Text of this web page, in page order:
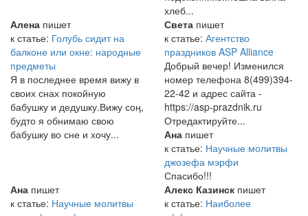
хлеб...
Алена пишет
к статье: Голубь сидит на
балконе или окне: народные
предметы
Я в последнее время вижу в
своих снах покойную
бабушку и дедушку.Вижу соң,
будто я обнимаю свою
бабушку во сне и хочу...
Света пишет
к статье: Агентство
праздников ASP Alliance
Добрый вечер! Изменился
номер телефона 8(499)394-
22-42 и адрес сайта -
https://asp-prazdnik.ru
Отредактируйте...
Ана пишет
к статье: Научные молитвы
джозефа мэрфи
Спасибо!!!
Ана пишет
к статье: Научные молитвы
Алекс Казинск пишет
к статье: Наиболее